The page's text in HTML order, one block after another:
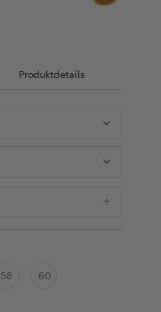
Produktdetails
58 60